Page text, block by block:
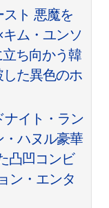
スト 悪魔を
ム・ユンソ
ち向かう韓
した異色のホ
ナイト・ラン
ハヌル豪華
凸凹コンビ
ン・エンタ